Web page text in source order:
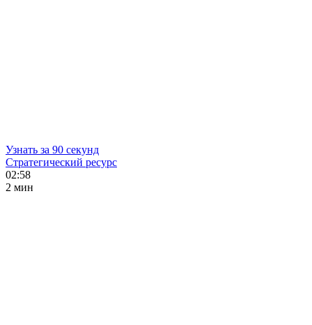
Узнать за 90 секунд
Стратегический ресурс
02:58
2 мин